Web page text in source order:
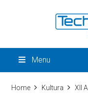
Menu
Home Kultura
XII